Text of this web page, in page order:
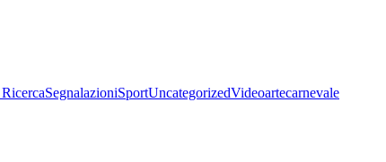
SegnalazioniSportUncategorizedVideoartecarnevale